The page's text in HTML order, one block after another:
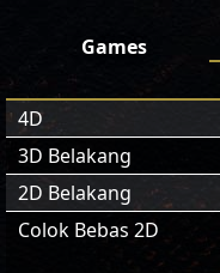
Games
4D
3D Belakang
2D Belakang
Colok Bebas 2D